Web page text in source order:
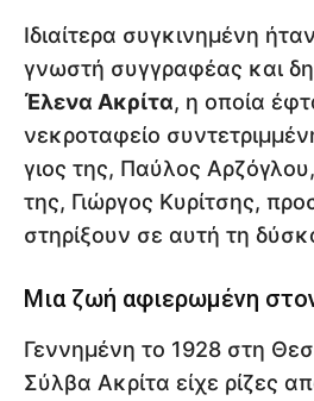
Ιδιαίτερα συγκινημένη
γνωστή συγγραφέας και
Έλενα Ακρίτα, η οποία
νεκροταφείο
γιος της, Παύλος
της, Γιώργος Κυρίτσης,
στηρίξουν σε αυτή τη
Μια ζωή αφιερωμένη
Γεννημένη το 1928 στη
Σύλβα Ακρίτα είχε ρίζες